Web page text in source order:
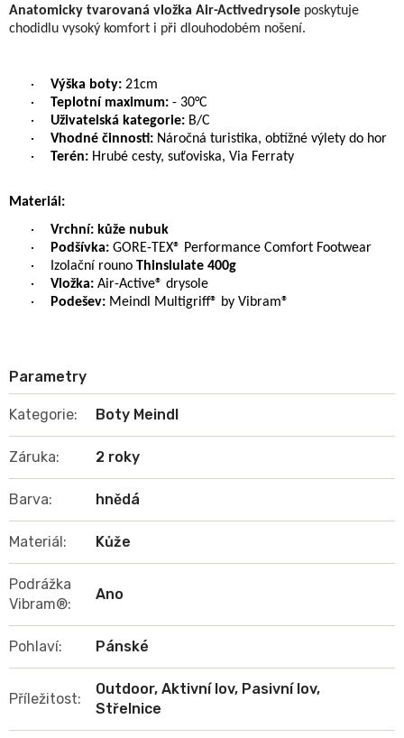
Anatomicky tvarovaná vložka Air-Activedrysole poskytuje
chodidlu vysoký komfort i při dlouhodobém nošení.
· Výška boty: 21cm
·
Teplotní maximum: - 30°C
·
Uživatelská kategorie: B/C
·
Vhodné činnosti: Náročná turistika, obtížné výlety do hor
·
Terén: Hrubé cesty, suťoviska, Via Ferraty
Materiál:
·
Vrchní: kůže nubuk
·
Podšívka: GORE-TEX® Performance Comfort Footwear
·
Izolační rouno Thinslulate 400g
·
Vložka: Air-Active® drysole
·
Podešev: Meindl Multigriff® by Vibram®
Kategorie: Boty Meindl
Záruka: 2 roky
Barva: hnědá
Materiál: Kůže
Podrážka
Vibram®:
Ano
Pohlaví: Pánské
Příležitost:
Outdoor, Aktivní lov, Pasivní lov,
Střelnice